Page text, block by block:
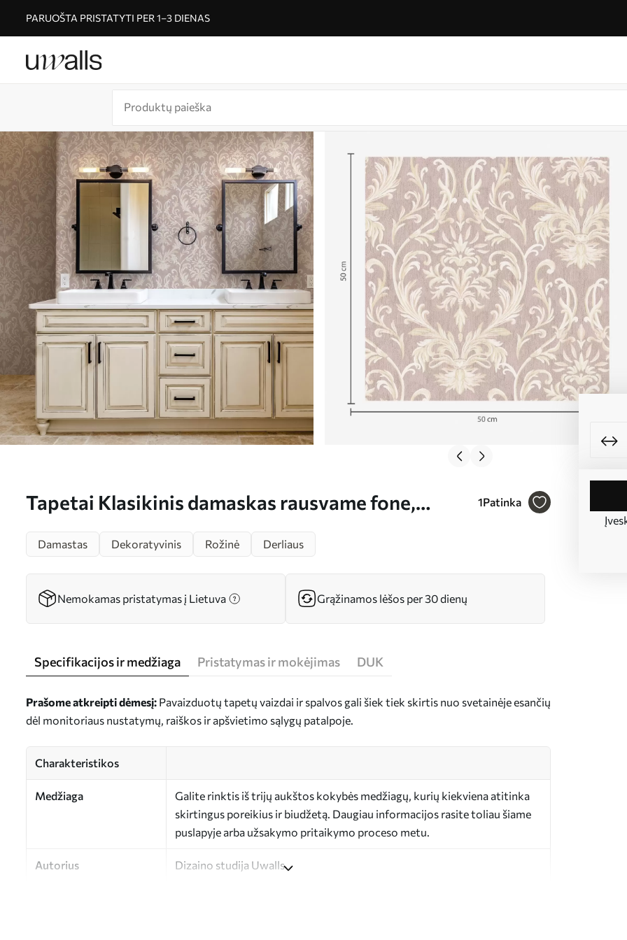
PARUOŠTA PRISTATYTI PER 1–3 DIENAS
Tapetai Klasikinis damaskas rausvame fone,
1Patinka
Damastas
Dekoratyvinis Rožinė Derliaus
Nemokamas pristatymas į Lietuva Grąžinamos lėšos per 30 dienų
Specifikacijos ir medžiaga Pristatymas ir mokėjimas DUK
Prašome atkreipti dėmesį: Pavaizduotų tapetų vaizdai ir spalvos gali šiek tiek skirtis nuo svetainėje esančių
dėl monitoriaus nustatymų, raiškos ir apšvietimo sąlygų patalpoje.
Charakteristikos
Medžiaga
Galite rinktis iš trijų aukštos kokybės medžiagų, kurių kiekviena atitinka
skirtingus poreikius ir biudžetą. Daugiau informacijos rasite toliau šiame
puslapyje arba užsakymo pritaikymo proceso metu.
Autorius Dizaino studija Uwalls